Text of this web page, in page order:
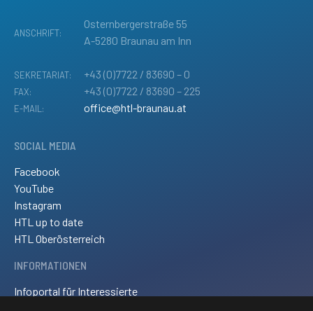
ANSCHRIFT:
Osternbergerstraße 55
A-5280 Braunau am Inn
SEKRETARIAT: +43 (0)7722 / 83690 – 0
FAX: +43 (0)7722 / 83690 – 225
E-MAIL: office@htl-braunau.at
SOCIAL MEDIA
Facebook
YouTube
Instagram
HTL up to date
HTL Oberösterreich
INFORMATIONEN
Infoportal für Interessierte